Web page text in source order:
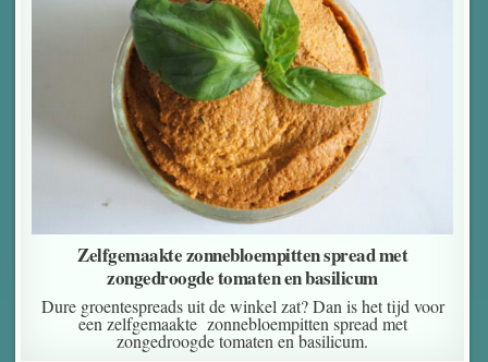
Zelfgemaakte zonnebloempitten spread met
zongedroogde tomaten en basilicum
Dure groentespreads uit de winkel zat? Dan is het tijd voor
een zelfgemaakte zonnebloempitten spread met
zongedroogde tomaten en basilicum.